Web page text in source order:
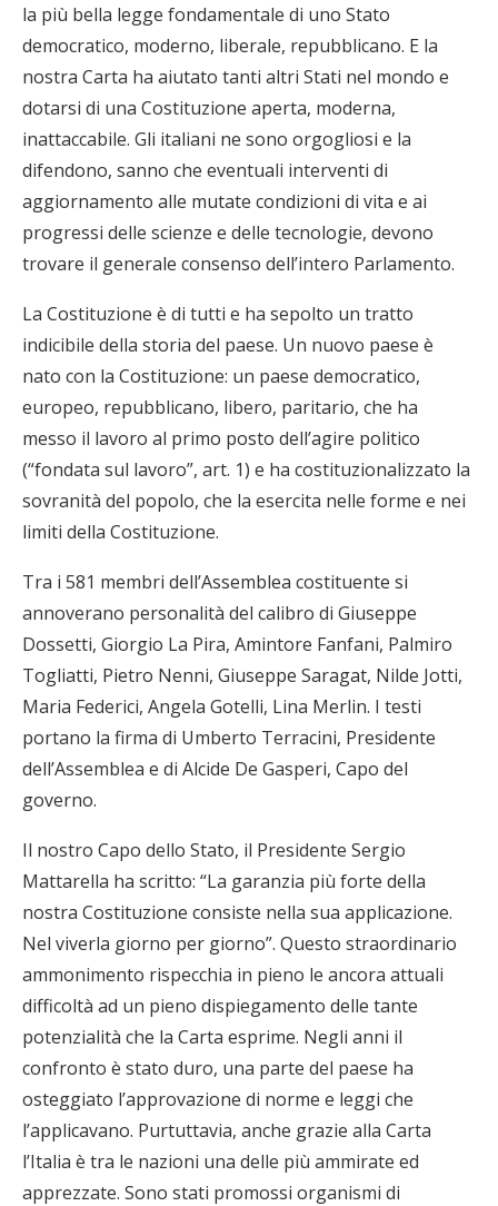
la più bella legge fondamentale di uno Stato
democratico, moderno, liberale, repubblicano. E la
nostra Carta ha aiutato tanti altri Stati nel mondo e
dotarsi di una Costituzione aperta, moderna,
inattaccabile. Gli italiani ne sono orgogliosi e la
difendono, sanno che eventuali interventi di
aggiornamento alle mutate condizioni di vita e ai
progressi delle scienze e delle tecnologie, devono
trovare il generale consenso dell’intero Parlamento.
La Costituzione è di tutti e ha sepolto un tratto
indicibile della storia del paese. Un nuovo paese è
nato con la Costituzione: un paese democratico,
europeo, repubblicano, libero, paritario, che ha
messo il lavoro al primo posto dell’agire politico
(“fondata sul lavoro”, art. 1) e ha costituzionalizzato la
sovranità del popolo, che la esercita nelle forme e nei
limiti della Costituzione.
Tra i 581 membri dell’Assemblea costituente si
annoverano personalità del calibro di Giuseppe
Dossetti, Giorgio La Pira, Amintore Fanfani, Palmiro
Togliatti, Pietro Nenni, Giuseppe Saragat, Nilde Jotti,
Maria Federici, Angela Gotelli, Lina Merlin. I testi
portano la firma di Umberto Terracini, Presidente
dell’Assemblea e di Alcide De Gasperi, Capo del
governo.
Il nostro Capo dello Stato, il Presidente Sergio
Mattarella ha scritto: “La garanzia più forte della
nostra Costituzione consiste nella sua applicazione.
Nel viverla giorno per giorno”. Questo straordinario
ammonimento rispecchia in pieno le ancora attuali
difficoltà ad un pieno dispiegamento delle tante
potenzialità che la Carta esprime. Negli anni il
confronto è stato duro, una parte del paese ha
osteggiato l’approvazione di norme e leggi che
l’applicavano. Purtuttavia, anche grazie alla Carta
l’Italia è tra le nazioni una delle più ammirate ed
apprezzate. Sono stati promossi organismi di